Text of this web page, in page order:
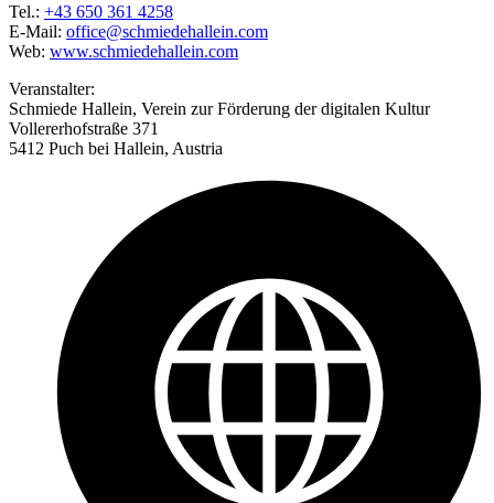
Tel.: +43 650 361 4258
E-Mail: office@schmiedehallein.com
Web: www.schmiedehallein.com
Veranstalter:
Schmiede Hallein, Verein zur Förderung der digitalen Kultur
Vollererhofstraße 371
5412 Puch bei Hallein, Austria